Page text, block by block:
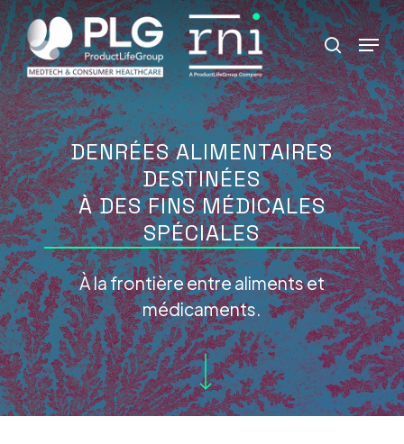
Skip
to
main
content
search
Menu
DENRÉES ALIMENTAIRES
DESTINÉES
À DES FINS MÉDICALES
SPÉCIALES
À la frontière entre aliments et
médicaments.
Navigate to the next section
Close
Menu